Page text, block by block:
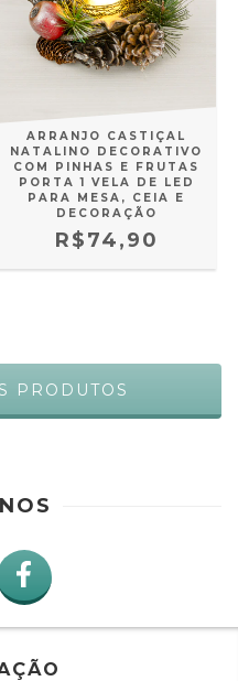
ARRANJO CASTIÇAL
NATALINO DECORATIVO
COM PINHAS E FRUTAS
PORTA 1 VELA DE LED
PARA MESA, CEIA E
DECORAÇÃO
R$74,90
PRODUTOS